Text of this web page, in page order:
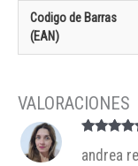
Codigo de Barras
(EAN)
5de 5
andrea